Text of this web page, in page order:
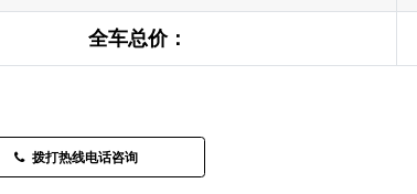
全车总价：
拨打热线电话咨询